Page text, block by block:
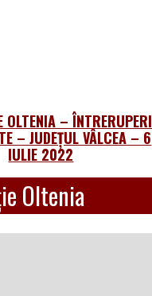
OLTENIA – ÎNTRERUPERI
– JUDEȚUL VÂLCEA – 6
IULIE 2022
Oltenia